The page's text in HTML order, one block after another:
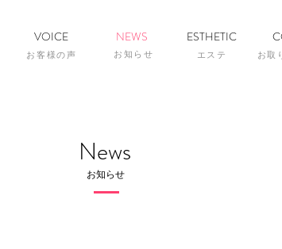
VOICE NEWS ESTHETIC
お客様の声 お知らせ エステ お取
News
お知らせ